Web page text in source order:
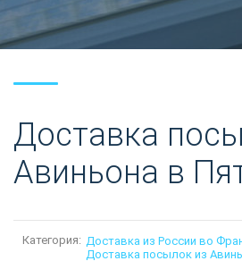
Доставка
Авиньона в
Категория: Доставка из России во
Доставка посылок из